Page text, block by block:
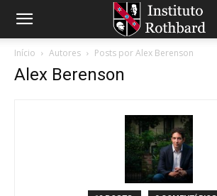
Início Autores Posts por Alex Berenson
Alex Berenson